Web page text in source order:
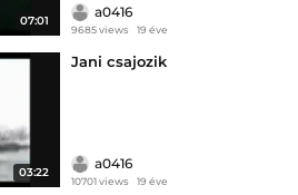
07:01
a0416
9685 views 19 éve
03:22
Jani csajozik
a0416
10701 views 19 éve